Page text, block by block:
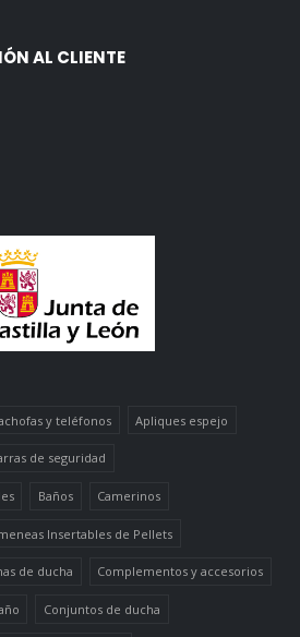
AL CLIENTE
y teléfonos Apliques espejo
de seguridad
Baños Camerinos
Insertables de Pellets
de ducha Complementos y accesorios
Conjuntos de ducha